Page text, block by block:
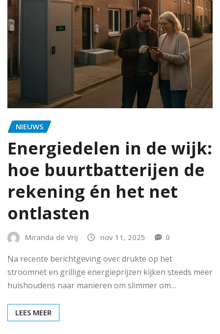
NIEUWS
Energiedelen in de wijk:
hoe buurtbatterijen de
rekening én het net
ontlasten
Miranda de Vrij nov 11, 2025 0
Na recente berichtgeving over drukte op het
stroomnet en grillige energieprijzen kijken steeds meer
huishoudens naar manieren om slimmer om…
LEES MEER